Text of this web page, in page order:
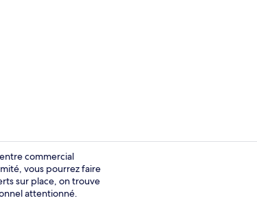
Entrée intérieure
commercial
vous pourrez faire
sur place, on trouve
attentionné.